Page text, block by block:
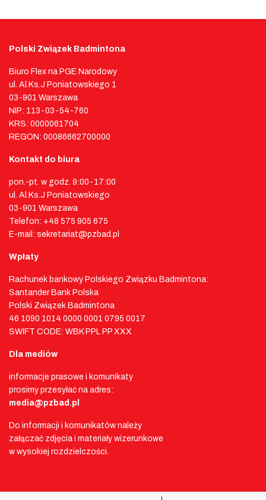
Polski Związek Badmintona
Biuro Flex na PGE Narodowy
ul. Al.Ks.J Poniatowskiego 1
03-901 Warszawa
NIP: 113-03-54-760
KRS: 0000061704
REGON: 00086662700000
Kontakt do biura
pon.-pt. w godz. 9:00-17:00
ul. Al.Ks.J Poniatowskiego
03-901 Warszawa
Telefon: +48 575 905 675
E-mail: sekretariat@pzbad.pl
Wpłaty
Rachunek bankowy Polskiego Związku Badmintona:
Santander Bank Polska
Polski Związek Badmintona
46 1090 1014 0000 0001 0795 0017
SWIFT CODE: WBK PPL PP XXX
Dla mediów
informacje prasowe i komunikaty
prosimy przesyłać na adres:
media@pzbad.pl
Do informacji i komunikatów należy
załączać zdjęcia i materiały wizerunkowe
w wysokiej rozdzielczości.